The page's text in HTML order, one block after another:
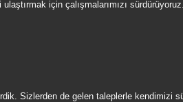
için çalışmalarımızı sürdürüyoruz.
Sizlerden de gelen taleplerle kendimizi